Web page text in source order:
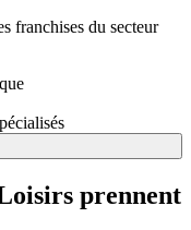
franchises du secteur
prennent